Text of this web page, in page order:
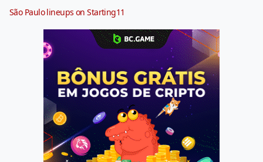
São Paulo lineups on Starting11